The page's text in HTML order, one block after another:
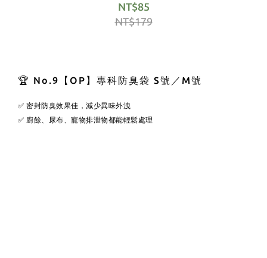
NT$85
NT$179
🏆 No.9【OP】專科防臭袋 S號／M號
✅ 密封防臭效果佳，減少異味外洩
✅ 廚餘、尿布、寵物排泄物都能輕鬆處理